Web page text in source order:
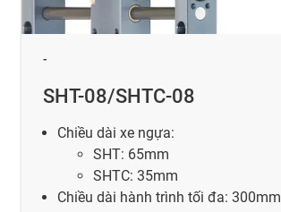
-
SHT-08/SHTC-08
Chiều dài xe ngựa:
SHT: 65mm
SHTC: 35mm
Chiều dài hành trình tối đa: 300mm